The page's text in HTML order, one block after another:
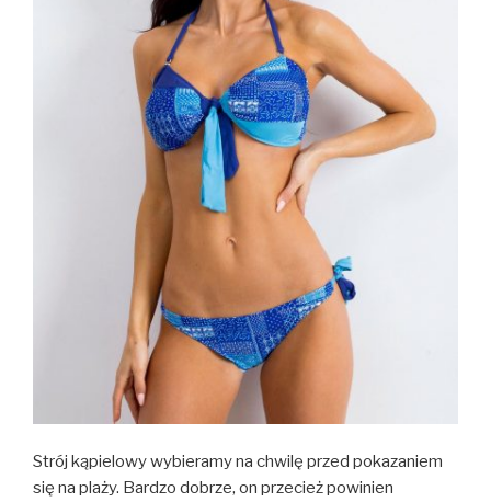
Strój kąpielowy wybieramy na chwilę przed pokazaniem
się na plaży. Bardzo dobrze, on przecież powinien